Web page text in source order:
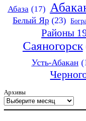
Абаза (17)
Белый Яр (23)
Районы
Саяногорск
Усть-Абакан
Архивы